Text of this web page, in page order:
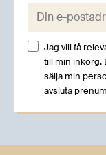
E-post:
Jag vill få
till min inkorg.
sälja min
avsluta